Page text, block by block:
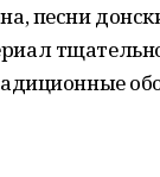
песни